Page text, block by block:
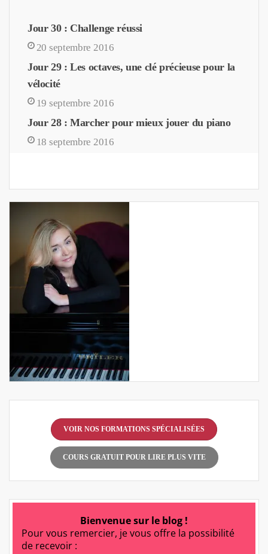
Jour 30 : Challenge réussi
20 septembre 2016
Jour 29 : Les octaves, une clé précieuse pour la
vélocité
19 septembre 2016
Jour 28 : Marcher pour mieux jouer du piano
18 septembre 2016
VOIR NOS FORMATIONS SPÉCIALISÉES
COURS GRATUIT POUR LIRE PLUS VITE